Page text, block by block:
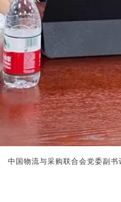
中国物流与采购联合会党委副